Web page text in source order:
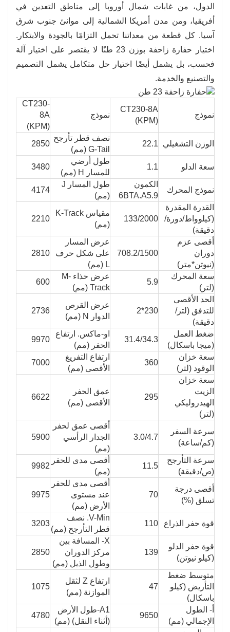
الدول، من غابات شمال أوروبا إلى مناطق التعدين في
أفريقيا، ومن مدن أمريكا الشمالية إلى موانئ جنوب شرق
آسيا. كل قطعة من معداتنا تحمل التزامًا بالجودة والابتكار.
اختيار حفارة زاحفة بوزن 23 طنًا لا يقتصر على اختيار آلة
فحسب، بل يشمل أيضًا اختيار حل متكامل يشمل التصميم
والتصنيع والخدمة.
نموذج
CT230-8A
(KPM)
نموذج
CT230-
8A
(KPM)
الوزن التشغيلي
22.1
نصف قطر تأرجح
G-Tail (مم)
2850
سعة الدلو 1.1
طول أرضي
للمسار H (مم)
3480
نموذج المحرك
الكمون
6BTA.A5.9
طول المسار J
(مم)
4174
القدرة المقدرة
(كيلوواط/دورة/
دقيقة)
133/2000
مقياس K-Track
(مم)
2210
أقصى عزم
دوران
(نيوتن*متر)
708.2/1500
عرض المسار
على شكل حرف
L (مم)
2810
سعة المحرك
(لتر)
5.9
عرض حذاء M-
Track (مم)
600
الحد الأقصى
للتدفق (لتر/
دقيقة)
230*2
عرض القرص
الدوار N (مم)
2736
ضغط العمل
(ميجا باسكال)
31.4/34.3
او-ماكس. ارتفاع
الحفر (مم)
9970
سعة خزان
الوقود (لتر)
360
ارتفاع التفريغ
الأقصى (مم)
7000
سعة خزان
الزيت
الهيدروليكي
(لتر)
295
عمق الحفر
الأقصى (مم)
6622
سرعة السفر
(كم/ساعة)
3.0/4.7
أقصى عمق لحفر
الجدار الرأسي
(مم)
5900
سرعة التأرجح
(ص/دقيقة)
11.5
أقصى مدى للحفر
(مم)
9982
أقصى درجة
تسلق (%)
70
أقصى مدى للحفر
عند مستوى
الأرض (مم)
9975
قوة حفر الذراع 110
V-Min. نصف
قطر التأرجح (مم)
3203
قوة حفر الدلو
(كيلو نيوتن)
139
X- المسافة بين
مركز الدوران
وطول الذيل (مم)
2850
متوسط ​​ضغط
التأريض (كيلو
باسكال)
47
ارتفاع Z لثقل
الموازنة (مم)
1075
أ- الطول
الإجمالي (مم)
9650
A1-طول الأرض
(أثناء النقل) (مم)
4780